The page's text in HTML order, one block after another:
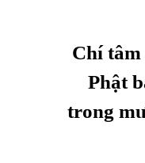
Chí tâm
Phật
trong